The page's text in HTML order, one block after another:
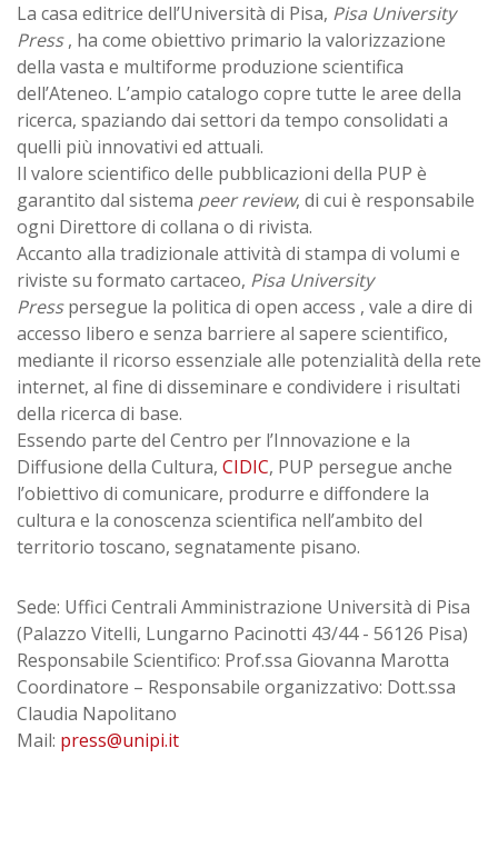
La casa editrice dell’Università di Pisa, Pisa University
Press, ha come obiettivo primario la valorizzazione
della vasta e multiforme produzione scientifica
dell’Ateneo. L’ampio catalogo copre tutte le aree della
ricerca, spaziando dai settori da tempo consolidati a
quelli più innovativi ed attuali.
Il valore scientifico delle pubblicazioni della PUP è
garantito dal sistema peer review, di cui è responsabile
ogni Direttore di collana o di rivista.
Accanto alla tradizionale attività di stampa di volumi e
riviste su formato cartaceo, Pisa University
Presspersegue la politica di open access , vale a dire di
accesso libero e senza barriere al sapere scientifico,
mediante il ricorso essenziale alle potenzialità della rete
internet, al fine di disseminare e condividere i risultati
della ricerca di base.
Essendo parte del Centro per l’Innovazione e la
Diffusione della Cultura, CIDIC, PUP persegue anche
l’obiettivo di comunicare, produrre e diffondere la
cultura e la conoscenza scientifica nell’ambito del
territorio toscano, segnatamente pisano.
Sede: Uffici Centrali Amministrazione Università di Pisa
(Palazzo Vitelli, Lungarno Pacinotti 43/44 - 56126 Pisa)
Responsabile Scientifico: Prof.ssa Giovanna Marotta
Coordinatore – Responsabile organizzativo: Dott.ssa
Claudia Napolitano
Mail: press@unipi.it